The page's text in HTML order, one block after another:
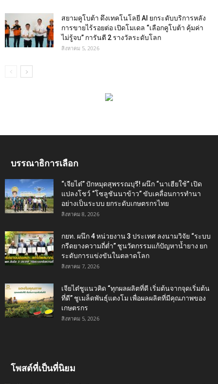
สยามคูโบต้า ดึงเทคโนโลยี AI ยกระดับบริการหลัง
การขายไร้รอยต่อ เปิดโมเดล “เลือกคูโบต้า คุ้มค่า
ไม่รู้จบ” การันตี 2 รางวัลระดับโลก
สิงหาคม 5, 2026
บรรณาธิการเลือก
“เจียไต๋” ปักหมุดสุพรรณบุรี! ผนึก “นาเฮียใช้” เปิด
แปลงโชว์ “โซลูชันนาข้าว” ขับเคลื่อนการทำนา
อย่างเป็นระบบ ยกระดับเกษตรกรไทย
สิงหาคม 8, 2026
กยท. ผนึก 4 หน่วยงาน 3 ประเทศ ลงนามวิจัย “ระบบ
กรีดยางความถี่ต่ำ” ชูนวัตกรรมแก้ปัญหาน้ำยาง ยก
ระดับการแข่งขันในตลาดโลก
สิงหาคม 7, 2026
เจียไต๋ชูแนวคิด “ทุกผลผลิตที่ดี เริ่มต้นจากจุดเริ่มต้น
ที่ดี” ชูเมล็ดพันธุ์แตงโม เพื่อผลผลิตที่มีคุณภาพของ
เกษตรกร
สิงหาคม 5, 2026
โพสต์ที่เป็นที่นิยม